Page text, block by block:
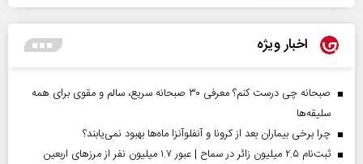
اخبار ویژه
صبحانه چی درست کنم؟ معرفی ۳۰ صبحانه سریع، سالم و مقوی برای همه
سلیقه‌ها
چرا برخی بیماران بعد از کرونا و آنفلوآنزا ماه‌ها بهبود نمی‌یابند؟
ثبت‌نام ۲.۵ میلیون زائر در سماح | عبور ۱.۷ میلیون نفر از مرز‌های اربعین